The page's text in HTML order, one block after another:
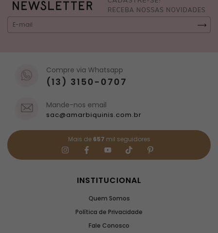
Compre via Whatsapp
(13) 3150-0707
Mande-nos email
sac@amarbiquinis.com.br
Mais de 657 mil seguidores
INSTITUCIONAL
Quem Somos
Política de Privacidade
Fale Conosco